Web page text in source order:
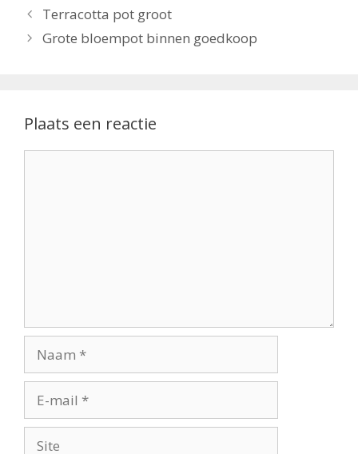
Terracotta pot groot
Grote bloempot binnen goedkoop
Plaats een reactie
mail